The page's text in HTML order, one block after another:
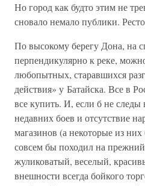
Но город как будто этим не
сновало немало публики.
По высокому берегу Дона, на
перпендикулярно к реке,
любопытных, старавшихся
действия» у Батайска. Все в
все купить. И, если б не следы
недавних боев и отсутствие
магазинов (а некоторые из
совсем бы походил на
жуликоватый, веселый,
внешности всегда бойкого